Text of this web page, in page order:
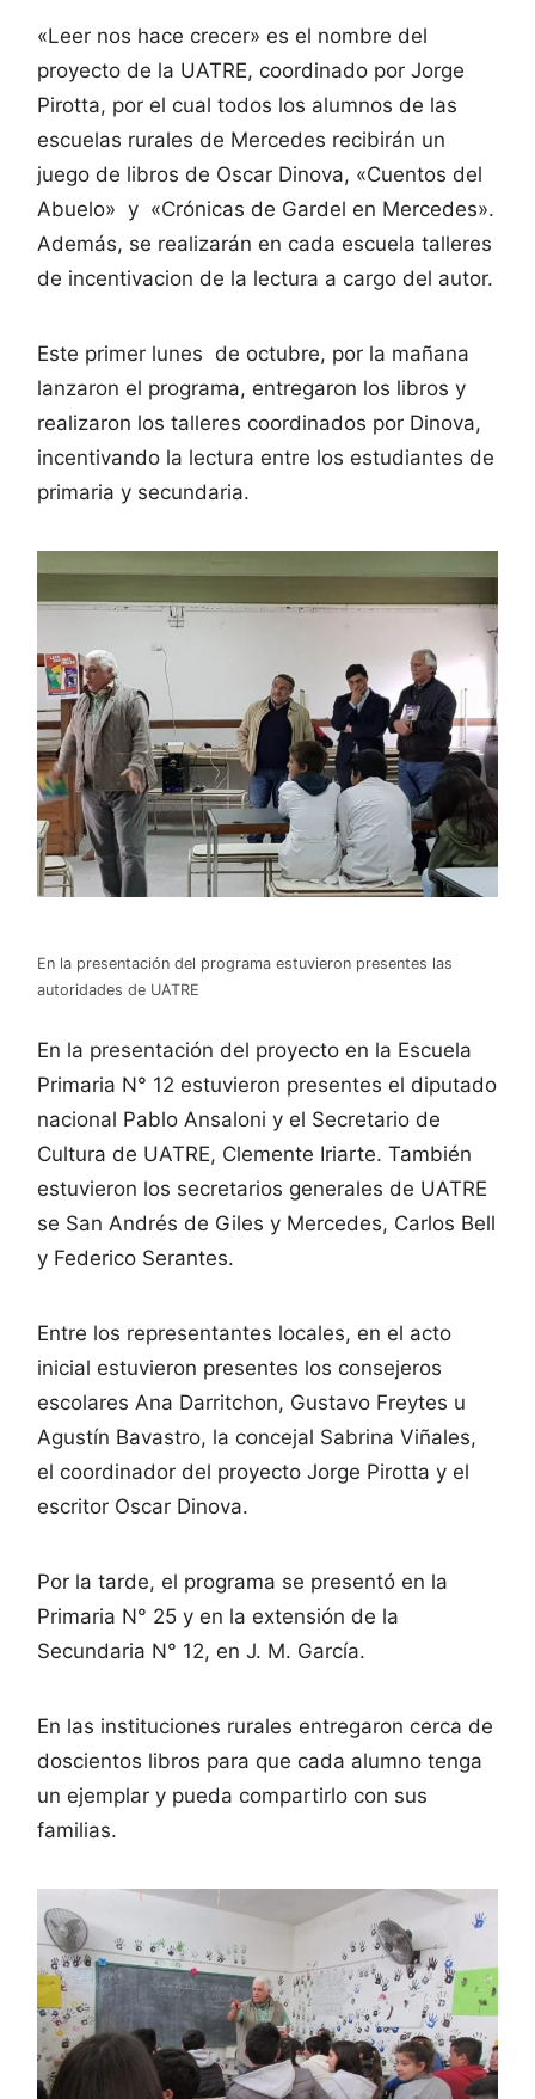
«Leer nos hace crecer» es el nombre del
proyecto de la UATRE, coordinado por Jorge
Pirotta, por el cual todos los alumnos de las
escuelas rurales de Mercedes recibirán un
juego de libros de Oscar Dinova, «Cuentos del
Abuelo» y «Crónicas de Gardel en Mercedes».
Además, se realizarán en cada escuela talleres
de incentivacion de la lectura a cargo del autor.
Este primer lunes de octubre, por la mañana
lanzaron el programa, entregaron los libros y
realizaron los talleres coordinados por Dinova,
incentivando la lectura entre los estudiantes de
primaria y secundaria.
En la presentación del programa estuvieron presentes las
autoridades de UATRE
En la presentación del proyecto en la Escuela
Primaria N° 12 estuvieron presentes el diputado
nacional Pablo Ansaloni y el Secretario de
Cultura de UATRE, Clemente Iriarte. También
estuvieron los secretarios generales de UATRE
se San Andrés de Giles y Mercedes, Carlos Bell
y Federico Serantes.
Entre los representantes locales, en el acto
inicial estuvieron presentes los consejeros
escolares Ana Darritchon, Gustavo Freytes u
Agustín Bavastro, la concejal Sabrina Viñales,
el coordinador del proyecto Jorge Pirotta y el
escritor Oscar Dinova.
Por la tarde, el programa se presentó en la
Primaria N° 25 y en la extensión de la
Secundaria N° 12, en J. M. García.
En las instituciones rurales entregaron cerca de
doscientos libros para que cada alumno tenga
un ejemplar y pueda compartirlo con sus
familias.